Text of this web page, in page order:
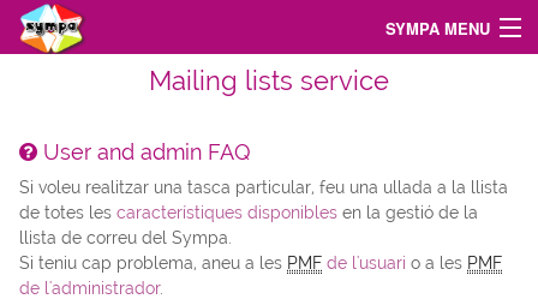
SYMPA MENU
Support
Inici de sessió
Mailing lists service
User and admin FAQ
Si voleu realitzar una tasca particular, feu una ullada a la llista
de totes les característiques disponibles en la gestió de la
llista de correu del Sympa.
Si teniu cap problema, aneu a les PMF de l'usuari o a les PMF
de l'administrador.